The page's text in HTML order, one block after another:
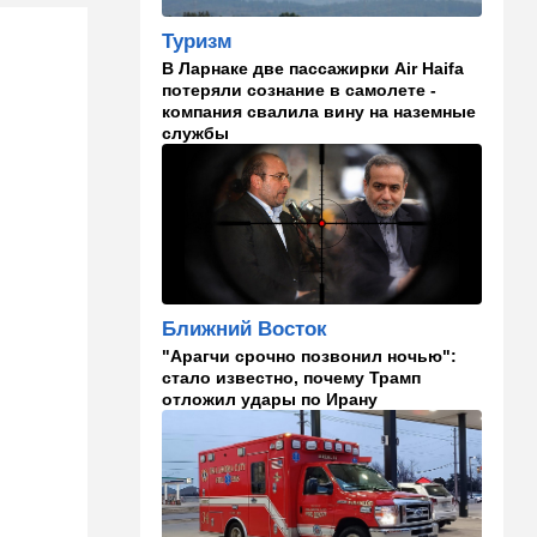
10:23 В мире
Разрази меня гром:
молния в момент, когда он
убегал от медведя
10:09 Общество
Изнасиловал - и в пески: в
Холоне задержан
подозреваемый в жестоком
изнасиловании 18-летней
Мнения
Чужакам всего всегда мало
09:50 Ближний Восток
Южный фронт: хуситы идут
в наступление
09:03 Новости Украины
ВСУ атаковали очередной
склад Wildberries
Туризм
В Ларнаке две пассажирки Air Haifa
потеряли сознание в самолете -
компания свалила вину на наземные
службы
Ближний Восток
"Арагчи срочно позвонил ночью":
стало известно, почему Трамп
отложил удары по Ирану